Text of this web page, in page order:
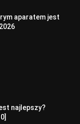
aparatem jest
najlepszy?